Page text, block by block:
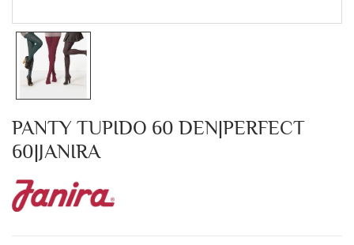
PANTY TUPIDO 60 DEN|PERFECT
60|JANIRA